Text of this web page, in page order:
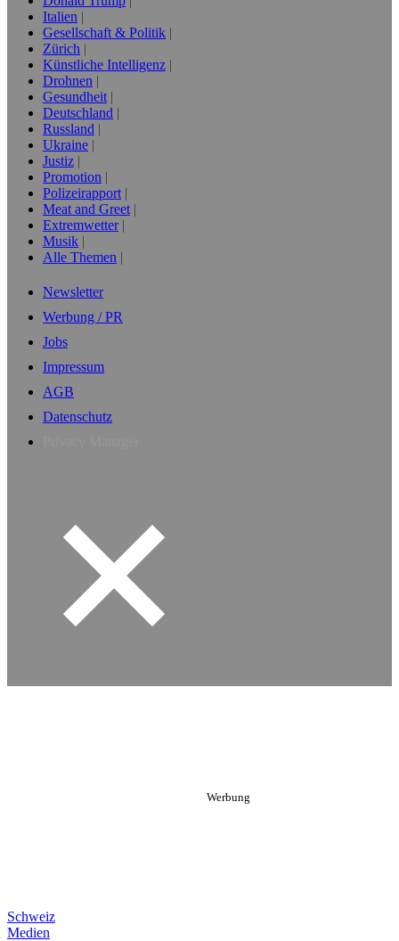
Italien
Gesellschaft & Politik
Zürich
Künstliche Intelligenz
Drohnen
Gesundheit
Deutschland
Russland
Ukraine
Justiz
Promotion
Polizeirapport
Meat and Greet
Extremwetter
Musik
Alle Themen
Newsletter
Werbung / PR
Jobs
Impressum
AGB
Datenschutz
Schweiz
Medien